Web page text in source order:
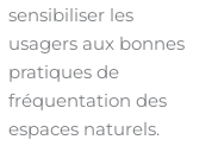
sensibiliser les
usagers aux bonnes
pratiques de
fréquentation des
espaces naturels.